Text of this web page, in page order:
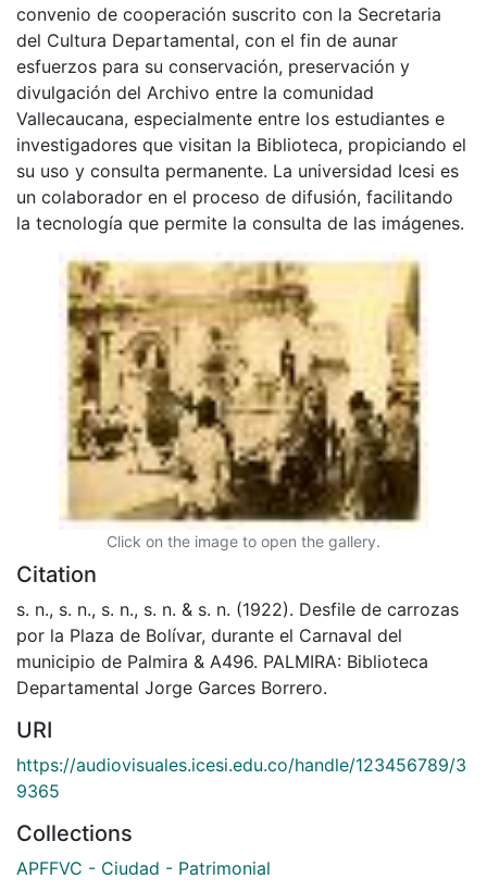
convenio de cooperación suscrito con la Secretaria
del Cultura Departamental, con el fin de aunar
esfuerzos para su conservación, preservación y
divulgación del Archivo entre la comunidad
Vallecaucana, especialmente entre los estudiantes e
investigadores que visitan la Biblioteca, propiciando el
su uso y consulta permanente. La universidad Icesi es
un colaborador en el proceso de difusión, facilitando
la tecnología que permite la consulta de las imágenes.
Click on the image to open the gallery.
Citation
s. n., s. n., s. n., s. n. & s. n. (1922). Desfile de carrozas
por la Plaza de Bolívar, durante el Carnaval del
municipio de Palmira & A496. PALMIRA: Biblioteca
Departamental Jorge Garces Borrero.
URI
https://audiovisuales.icesi.edu.co/handle/123456789/3
9365
Collections
APFFVC - Ciudad - Patrimonial